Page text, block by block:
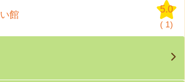
館
5.0
( 1)